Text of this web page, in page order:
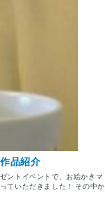
品紹介
ントイベントで、お絵かきマ
ていただきました！ その中か